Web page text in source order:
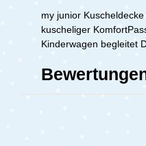
my junior
kuscheliger
Kinderwagen begleitet